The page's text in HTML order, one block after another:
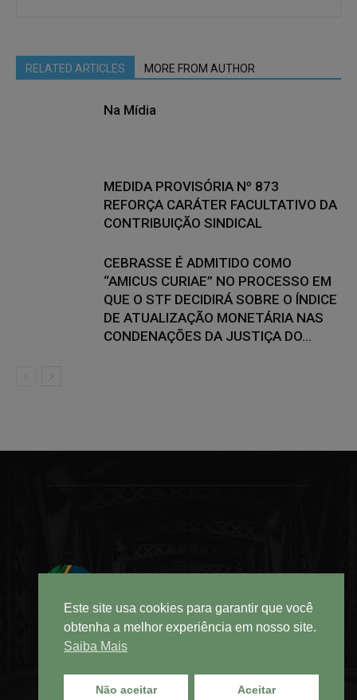
RELATED ARTICLES MORE FROM AUTHOR
Na Mídia
MEDIDA PROVISÓRIA Nº 873
REFORÇA CARÁTER FACULTATIVO DA
CONTRIBUIÇÃO SINDICAL
CEBRASSE É ADMITIDO COMO
“AMICUS CURIAE” NO PROCESSO EM
QUE O STF DECIDIRÁ SOBRE O ÍNDICE
DE ATUALIZAÇÃO MONETÁRIA NAS
CONDENAÇÕES DA JUSTIÇA DO...
Este site usa cookies para garantir que você
obtenha a melhor experiência em nosso site.
Saiba Mais
Não aceitar Aceitar